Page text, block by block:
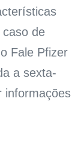
caso de
Fale Pfizer
a sexta-
informações